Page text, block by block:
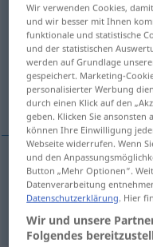
Wohlstandm
Übersicht aller
(Für mehr Details die
経済的な 豊かさ
(経済的な) 豊かさ
Wohlstand
Wir verwenden Cookies,
und wir besser mit Ihnen
funktionale und statistische
und der statistischen
werden auf Grundlage
gespeichert. Marketing-
personalisierter Werbung
durch einen Klick auf den
geben. Klicken Sie ansonsten
können Ihre Einwilligung
Webseite widerrufen. Wenn
und den
Button „Mehr Optionen“.
Datenverarbeitung
Datenschutzerklärung. Hier
Wir und unsere
Folgendes